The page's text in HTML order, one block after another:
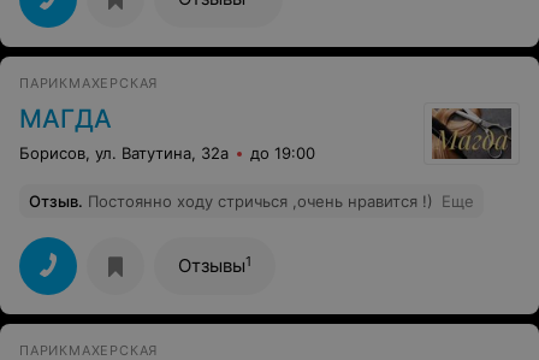
ПАРИКМАХЕРСКАЯ
МАГДА
Борисов, ул. Ватутина, 32а до 19:00
Отзыв. Постоянно ходу стричься ,очень нравится !) Еще
Отзывы1
ПАРИКМАХЕРСКАЯ